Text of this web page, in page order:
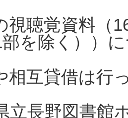
視聴覚資料（
を除く））
相互貸借は行
立長野図書館